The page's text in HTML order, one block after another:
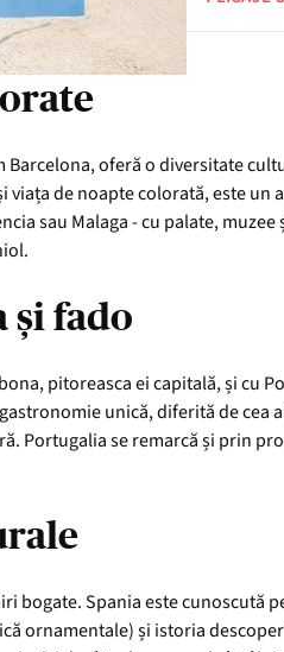
oferă o diversitate
de noapte colorată, este
sau Malaga - cu palate,
și fado
pitoreasca ei capitală, și cu
unică, diferită de cea
Portugalia se remarcă și prin
bogate. Spania este
ornamentale) și istoria